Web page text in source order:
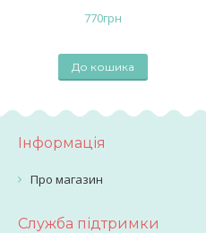
770грн
До кошика
Інформація
Про магазин
Служба підтримки